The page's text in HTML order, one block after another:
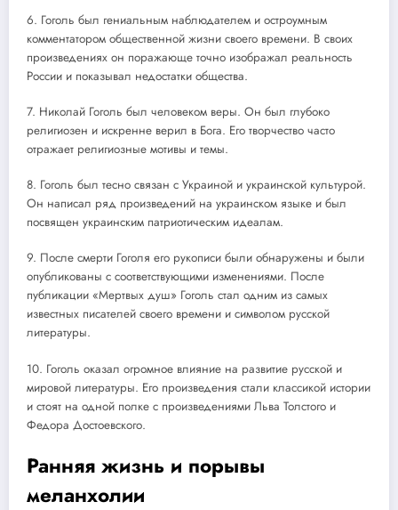
6. Гоголь был гениальным наблюдателем и остроумным
комментатором общественной жизни своего времени. В своих
произведениях он поражающе точно изображал реальность
России и показывал недостатки общества.
7. Николай Гоголь был человеком веры. Он был глубоко
религиозен и искренне верил в Бога. Его творчество часто
отражает религиозные мотивы и темы.
8. Гоголь был тесно связан с Украиной и украинской культурой.
Он написал ряд произведений на украинском языке и был
посвящен украинским патриотическим идеалам.
9. После смерти Гоголя его рукописи были обнаружены и были
опубликованы с соответствующими изменениями. После
публикации «Мертвых душ» Гоголь стал одним из самых
известных писателей своего времени и символом русской
литературы.
10. Гоголь оказал огромное влияние на развитие русской и
мировой литературы. Его произведения стали классикой истории
и стоят на одной полке с произведениями Льва Толстого и
Федора Достоевского.
Ранняя жизнь и порывы
меланхолии